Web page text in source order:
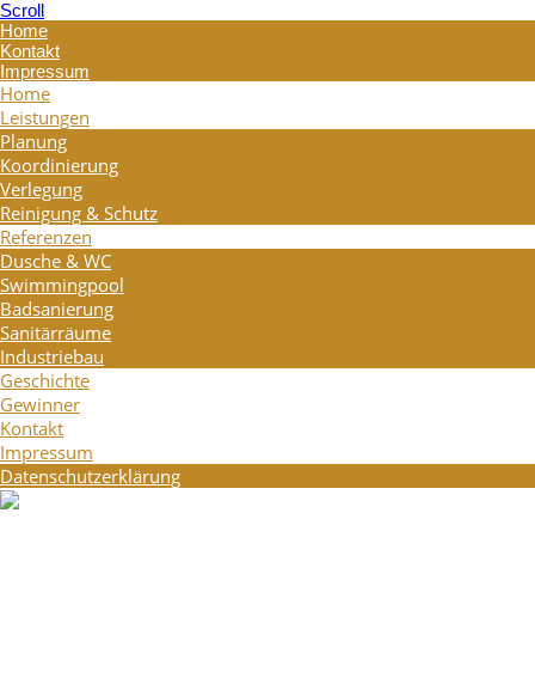
Scroll
Home
Kontakt
Impressum
Home
Leistungen
Planung
Koordinierung
Verlegung
Reinigung & Schutz
Referenzen
Dusche & WC
Swimmingpool
Badsanierung
Sanitärräume
Industriebau
Geschichte
Gewinner
Kontakt
Impressum
Datenschutzerklärung